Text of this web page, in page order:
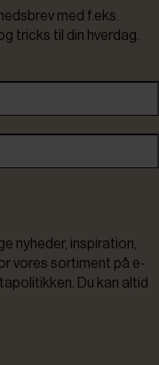
med f.eks.
tricks til din hverdag.
nyheder, inspiration,
vores sortiment på e-
Du kan altid